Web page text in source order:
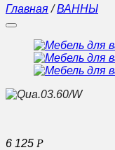
Главная / ВАННЫ
6 125 Р